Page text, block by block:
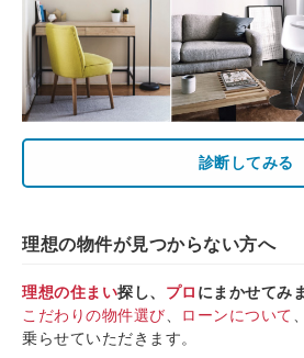
診断してみる
理想の物件が見つからない方へ
理想の住まい探し、 プロ にまかせてみ
こだわりの物件選び
ローンについて
乗らせていただきます。